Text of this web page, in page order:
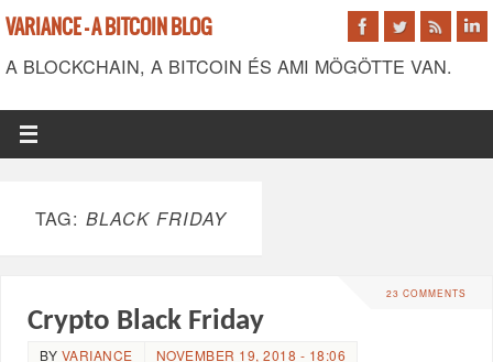
VARIANCE - A BITCOIN BLOG
A BLOCKCHAIN, A BITCOIN ÉS AMI MÖGÖTTE VAN.
TAG: BLACK FRIDAY
23 COMMENTS
Crypto Black Friday
BY VARIANCE
NOVEMBER 19, 2018 - 18:06